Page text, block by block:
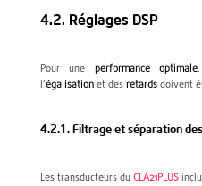
4.2. Réglages DSP
Pour une performance optimale
l’égalisationet desretardsdoivent
4.2.1. Filtrage et séparation
Les transducteurs duCLA21PLUS